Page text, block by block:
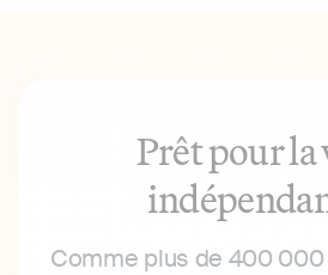
Prêt pour la
Comme plus de 400